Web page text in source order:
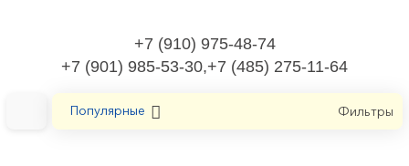
+7 (910) 975-48-74
+7 (901) 985-53-30,+7 (485) 275-11-64
Популярные Фильтры